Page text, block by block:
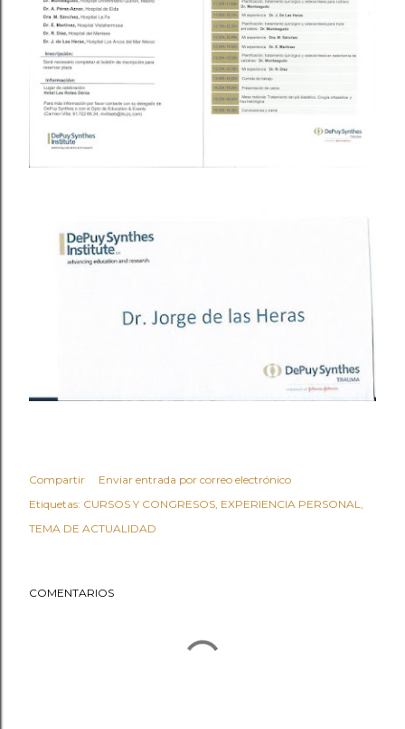
Compartir
Enviar entrada por correo electrónico
Etiquetas: CURSOS Y CONGRESOS EXPERIENCIA PERSONAL
TEMA DE ACTUALIDAD
COMENTARIOS